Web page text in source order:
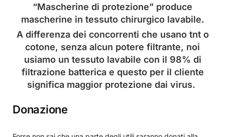
“Mascherine di protezione” produce
mascherine in tessuto chirurgico lavabile.
A differenza dei concorrenti che usano tnt o
cotone, senza alcun potere filtrante, noi
usiamo un tessuto lavabile con il 98% di
filtrazione batterica e questo per il cliente
significa maggior protezione dai virus.
Donazione